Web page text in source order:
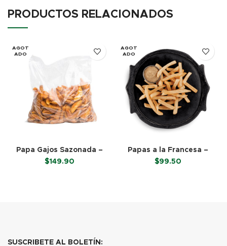
PRODUCTOS RELACIONADOS
AGOT
ADO
Papa Gajos Sazonada –
McCain (2.27 Kg)
$149.90
AGOT
ADO
Papas a la Francesa –
McCain 3/8 (2.26 Kg)
$99.50
SUSCRIBETE AL BOLETÍN: